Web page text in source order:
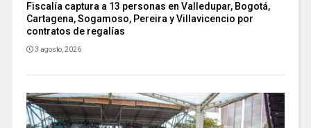
Fiscalía captura a 13 personas en Valledupar, Bogotá,
Cartagena, Sogamoso, Pereira y Villavicencio por
contratos de regalías
3 agosto, 2026